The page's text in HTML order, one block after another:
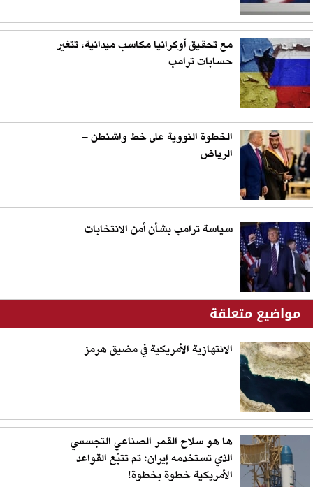
مع تحقيق أوكرانيا مكاسب ميدانية، تتغير
حسابات ترامب
الخطوة النووية على خط واشنطن –
الرياض
سياسة ترامب بشأن أمن الانتخابات
مواضيع متعلقة
الانتهازية الأمريكية في مضيق هرمز
ها هو سلاح القمر الصناعي التجسسي
الذي تستخدمه إيران: تم تتبّع القواعد
الأمريكية خطوة بخطوة!